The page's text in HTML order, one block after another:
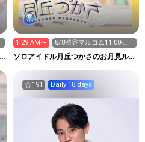
1:29 AM〜
8/8渋谷マルコム11:00-
11:25 コラボも
ソロアイドル月丘つかさのお月見ルー
191 Daily 18 days